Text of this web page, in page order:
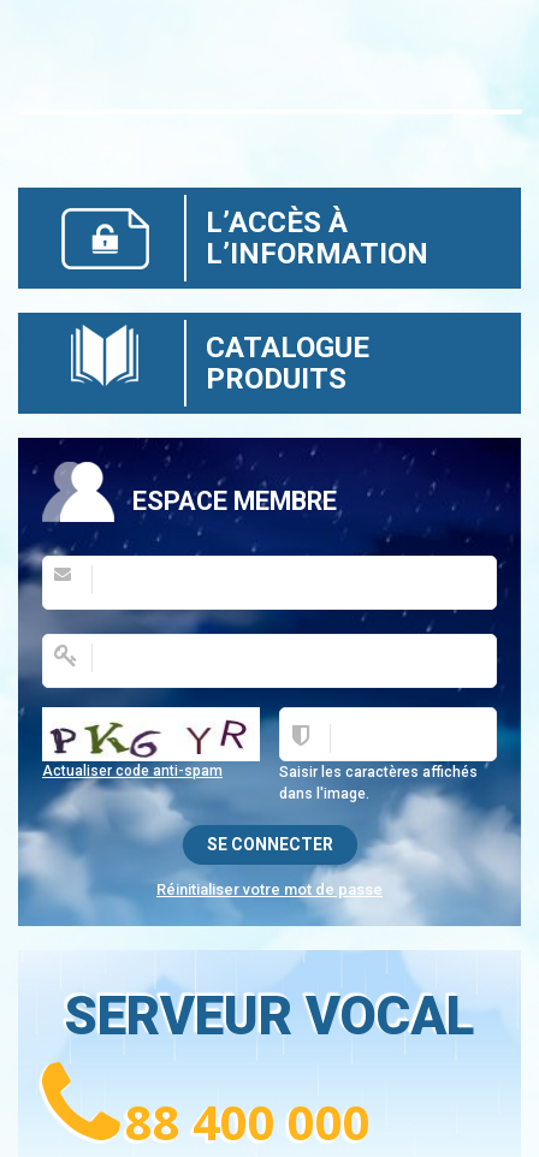
L’ACCÈS À
L’INFORMATION
CATALOGUE
PRODUITS
ESPACE MEMBRE
Saisir les caractères affichés
dans l'image.
Actualiser code anti-spam
Réinitialiser votre mot de passe
SERVEUR VOCAL
88 400 000